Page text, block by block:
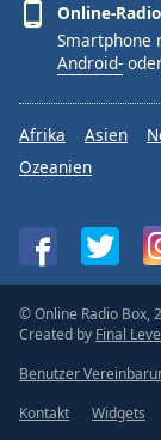
Online-Radio
Smartphone
Android-
Afrika Asien
Ozeanien
© Online Radio Box,
Created by Final
Benutzer
Kontakt
Widgets